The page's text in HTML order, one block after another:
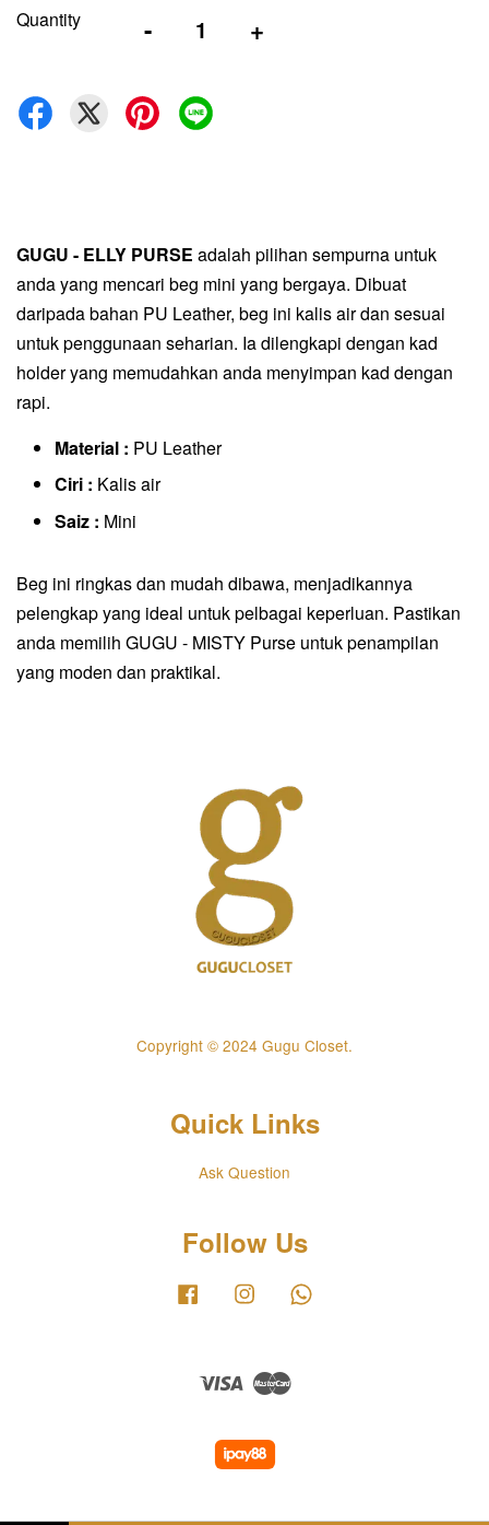
Quantity - +
GUGU - ELLY PURSE adalah pilihan sempurna untuk
anda yang mencari beg mini yang bergaya. Dibuat
daripada bahan PU Leather, beg ini kalis air dan sesuai
untuk penggunaan seharian. Ia dilengkapi dengan kad
holder yang memudahkan anda menyimpan kad dengan
rapi.
Material : PU Leather
Ciri : Kalis air
Saiz : Mini
Beg ini ringkas dan mudah dibawa, menjadikannya
pelengkap yang ideal untuk pelbagai keperluan. Pastikan
anda memilih GUGU - MISTY Purse untuk penampilan
yang moden dan praktikal.
Copyright © 2024 Gugu Closet.
Quick Links
Ask Question
Follow Us
Facebook Instagram
Visa Master